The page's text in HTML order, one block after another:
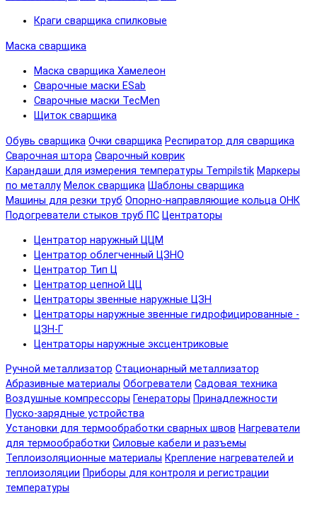
Краги сварщика спилковые
Маска сварщика
Маска сварщика Хамелеон
Сварочные маски ESab
Сварочные маски TecMen
Щиток сварщика
Обувь сварщика Очки сварщика Респиратор для сварщика
Сварочная штора Сварочный коврик
Карандаши для измерения температуры Tempilstik Маркеры
по металлу Мелок сварщика Шаблоны сварщика
Машины для резки труб Опорно-направляющие кольца ОНК
Подогреватели стыков труб ПС Центраторы
Центратор наружный ЦЦМ
Центратор облегченный ЦЗНО
Центратор Тип Ц
Центратор цепной ЦЦ
Центраторы звенные наружные ЦЗН
Центраторы наружные звенные гидрофицированные -
ЦЗН-Г
Центраторы наружные эксцентриковые
Ручной металлизатор Стационарный металлизатор
Абразивные материалы Обогреватели Садовая техника
Воздушные компрессоры Генераторы Принадлежности
Пуско-зарядные устройства
Установки для термообработки сварных швов Нагреватели
для термообработки Силовые кабели и разъемы
Теплоизоляционные материалы Крепление нагревателей и
теплоизоляции Приборы для контроля и регистрации
температуры